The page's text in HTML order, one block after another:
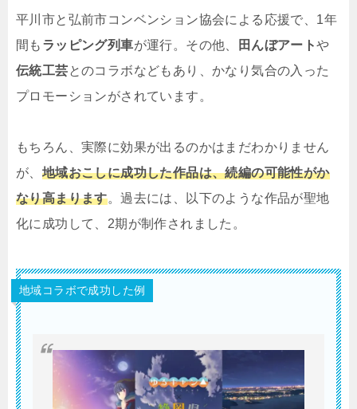
平川市と弘前市コンベンション協会による応援で、1年
間も ラッピング列車が運行。その他、 田んぼアートや
伝統工芸とのコラボなどもあり、かなり気合の入った
プロモーションがされています。
もちろん、実際に効果が出るのかはまだわかりません
が、 地域おこしに成功した作品は、続編の可能性がか
なり高まります。過去には、以下のような作品が聖地
化に成功して、2期が制作されました。
地域コラボで成功した例